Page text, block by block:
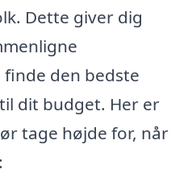
Dette giver dig
den bedste
dit budget. Her er
tage højde for, når